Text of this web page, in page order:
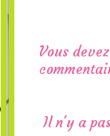
Vous
Il n'y a